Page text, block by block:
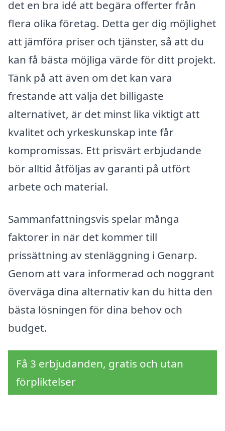
det en bra idé att begära offerter från
flera olika företag. Detta ger dig möjlighet
att jämföra priser och tjänster, så att du
kan få bästa möjliga värde för ditt projekt.
Tänk på att även om det kan vara
frestande att välja det billigaste
alternativet, är det minst lika viktigt att
kvalitet och yrkeskunskap inte får
kompromissas. Ett prisvärt erbjudande
bör alltid åtföljas av garanti på utfört
arbete och material.
Sammanfattningsvis spelar många
faktorer in när det kommer till
prissättning av stenläggning i Genarp.
Genom att vara informerad och noggrant
överväga dina alternativ kan du hitta den
bästa lösningen för dina behov och
budget.
Få 3 erbjudanden, gratis och utan
förpliktelser